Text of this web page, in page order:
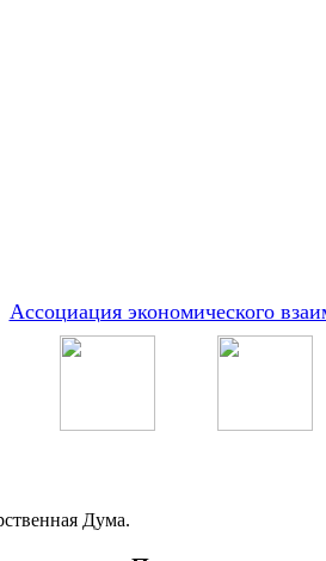
Ассоциация экономического
Дума.